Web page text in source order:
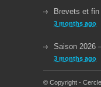
Brevets et
3 months ago
Saison 2026
3 months ago
Reprise des
© Copyright -